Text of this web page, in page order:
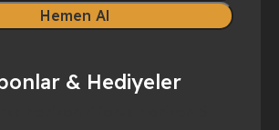
Hemen Al
& Hediyeler